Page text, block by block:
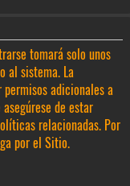
tomará solo unos
al sistema. La
adicionales a
de estar
relacionadas. Por
por el Sitio.